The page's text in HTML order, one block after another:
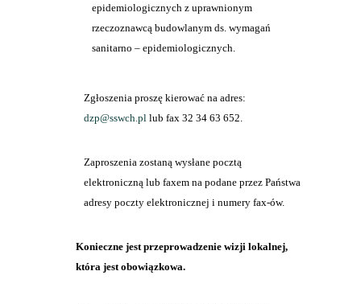
epidemiologicznych z uprawnionym
rzeczoznawcą budowlanym ds. wymagań
sanitarno – epidemiologicznych.
Zgłoszenia proszę kierować na adres:
dzp@sswch.pl lub fax 32 34 63 652.
Zaproszenia zostaną wysłane pocztą
elektroniczną lub faxem na podane przez Państwa
adresy poczty elektronicznej i numery fax-ów.
Konieczne jest przeprowadzenie wizji lokalnej,
która jest obowiązkowa.